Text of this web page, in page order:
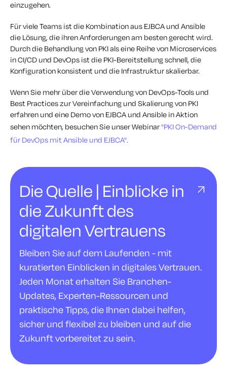
einzugehen.
Für viele Teams ist die Kombination aus EJBCA und Ansible
die Lösung, die ihren Anforderungen am besten gerecht wird.
Durch die Behandlung von PKI als eine Reihe von Microservices
in CI/CD und DevOps ist die PKI-Bereitstellung schnell, die
Konfiguration konsistent und die Infrastruktur skalierbar.
Wenn Sie mehr über die Verwendung von DevOps-Tools und
Best Practices zur Vereinfachung und Skalierung von PKI
erfahren und eine Demo von EJBCA und Ansible in Aktion
sehen möchten, besuchen Sie unser Webinar "PKI On-Demand
für DevOps mit Ansible und EJBCA".
Die Quelle | Einblicke in
die Zukunft des
digitalen Vertrauens
Bleiben Sie auf dem Laufenden - mit
kuratierten Einblicken in digitales Vertrauen.
Jeden Monat erhalten Sie Branchen-
Updates, Experten-Ressourcen und
praktische Tipps, die Ihnen dabei helfen,
sicher und flexibel zu bleiben und auf die
Zukunft vorbereitet zu sein.